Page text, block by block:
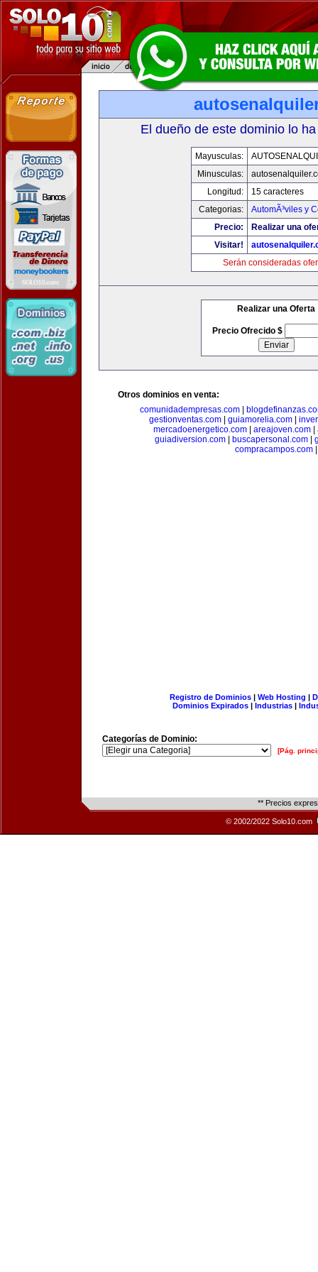
El dueño de este dominio lo
Mayusculas:
Minusculas:
Longitud:
15 caracteres
Categorias:
AutomÃ³viles y
Precio:
Realizar una
Visitar!
Serán consideradas
Realizar una Oferta
Precio Ofrecido $
Otros dominios en venta:
comunidadempresas.com|
gestionventas.com| guiamorelia.com|
mercadoenergetico.com| areajoven.com|
guiadiversion.com| buscapersonal.com|
compracampos.com
Registro de Dominios| Web Hosting |
Dominios Expirados | Industrias |
Categorías de Dominio:
[Pág.
** Precios
© 2002/2022 Solo10.com